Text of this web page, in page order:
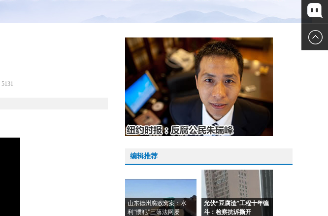
5131
编辑推荐
山东德州腐败窝案：水
利“惯犯”三落法网屡
光伏“豆腐渣”工程十年缠
斗：检察抗诉撕开
微博
微信